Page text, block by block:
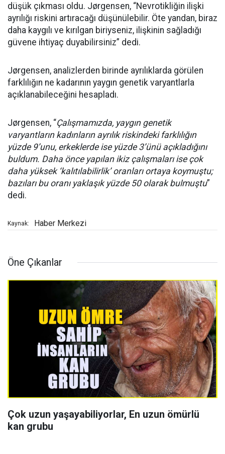
düşük çıkması oldu. Jørgensen, “Nevrotikliğin ilişki
ayrılığı riskini artıracağı düşünülebilir. Öte yandan, biraz
daha kaygılı ve kırılgan biriyseniz, ilişkinin sağladığı
güvene ihtiyaç duyabilirsiniz” dedi.
Jørgensen, analizlerden birinde ayrılıklarda görülen
farklılığın ne kadarının yaygın genetik varyantlarla
açıklanabileceğini hesapladı.
Jørgensen, “Çalışmamızda, yaygın genetik
varyantların kadınların ayrılık riskindeki farklılığın
yüzde 9’unu, erkeklerde ise yüzde 3’ünü açıkladığını
buldum. Daha önce yapılan ikiz çalışmaları ise çok
daha yüksek ‘kalıtılabilirlik’ oranları ortaya koymuştu;
bazıları bu oranı yaklaşık yüzde 50 olarak bulmuştu”
dedi.
Kaynak: Haber Merkezi
Öne Çıkanlar
Çok uzun yaşayabiliyorlar, En uzun ömürlü
kan grubu